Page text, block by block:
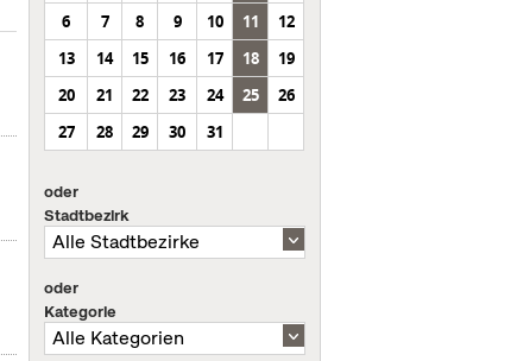
6
7 8 9 10 11
12
13
14 15 16 17 18
19
20
21 22 23 24 25
26
27
28 29 30 31
oder
Stadtbezirk
oder
Kategorie